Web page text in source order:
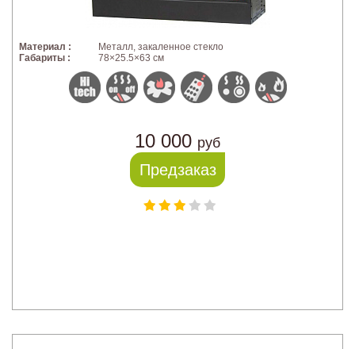
Материал :
Металл, закаленное стекло
Габариты :
78×25.5×63 см
10 000 руб
Предзаказ